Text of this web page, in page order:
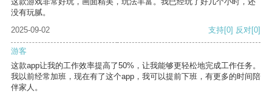
没有玩腻。
2025-09-02
支持[0] 反对[0]
游客
这款app让我的工作效率提高了50%，让我能够更轻松地完成工作任务。
我以前经常加班，现在有了这个app，我可以提前下班，有更多的时间陪
伴家人。